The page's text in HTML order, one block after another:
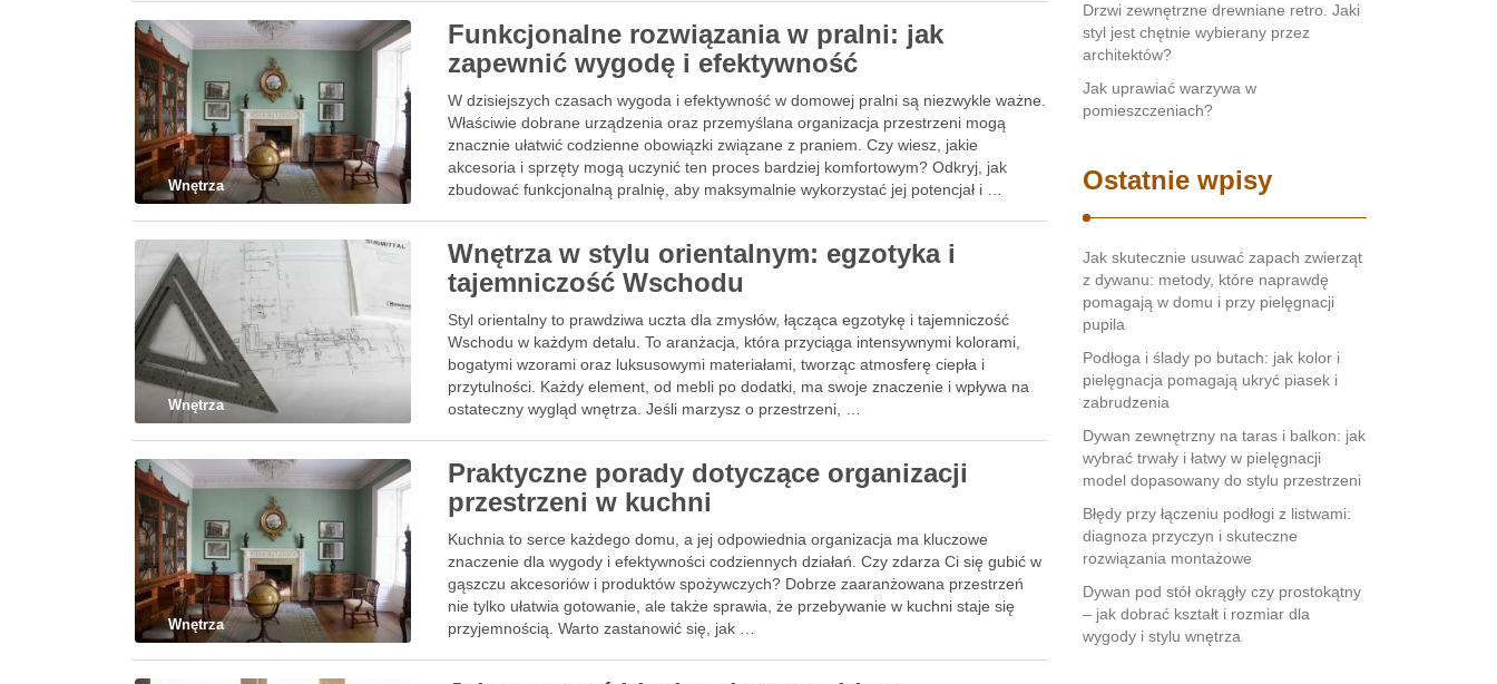
Wnętrza
Funkcjonalne rozwiązania w pralni: jak
zapewnić wygodę i efektywność
W dzisiejszych czasach wygoda i efektywność w domowej pralni są niezwykle ważne.
Właściwie dobrane urządzenia oraz przemyślana organizacja przestrzeni mogą
znacznie ułatwić codzienne obowiązki związane z praniem. Czy wiesz, jakie
akcesoria i sprzęty mogą uczynić ten proces bardziej komfortowym? Odkryj, jak
zbudować funkcjonalną pralnię, aby maksymalnie wykorzystać jej potencjał i …
Wnętrza
Wnętrza w stylu orientalnym: egzotyka i
tajemniczość Wschodu
Styl orientalny to prawdziwa uczta dla zmysłów, łącząca egzotykę i tajemniczość
Wschodu w każdym detalu. To aranżacja, która przyciąga intensywnymi kolorami,
bogatymi wzorami oraz luksusowymi materiałami, tworząc atmosferę ciepła i
przytulności. Każdy element, od mebli po dodatki, ma swoje znaczenie i wpływa na
ostateczny wygląd wnętrza. Jeśli marzysz o przestrzeni, …
Wnętrza
Praktyczne porady dotyczące organizacji
przestrzeni w kuchni
Kuchnia to serce każdego domu, a jej odpowiednia organizacja ma kluczowe
znaczenie dla wygody i efektywności codziennych działań. Czy zdarza Ci się gubić w
gąszczu akcesoriów i produktów spożywczych? Dobrze zaaranżowana przestrzeń
nie tylko ułatwia gotowanie, ale także sprawia, że przebywanie w kuchni staje się
przyjemnością. Warto zastanowić się, jak …
Drzwi zewnętrzne drewniane retro. Jaki
styl jest chętnie wybierany przez
architektów?
Jak uprawiać warzywa w
pomieszczeniach?
Ostatnie wpisy
Jak skutecznie usuwać zapach zwierząt
z dywanu: metody, które naprawdę
pomagają w domu i przy pielęgnacji
pupila
Podłoga i ślady po butach: jak kolor i
pielęgnacja pomagają ukryć piasek i
zabrudzenia
Dywan zewnętrzny na taras i balkon: jak
wybrać trwały i łatwy w pielęgnacji
model dopasowany do stylu przestrzeni
Błędy przy łączeniu podłogi z listwami:
diagnoza przyczyn i skuteczne
rozwiązania montażowe
Dywan pod stół okrągły czy prostokątny
– jak dobrać kształt i rozmiar dla
wygody i stylu wnętrza